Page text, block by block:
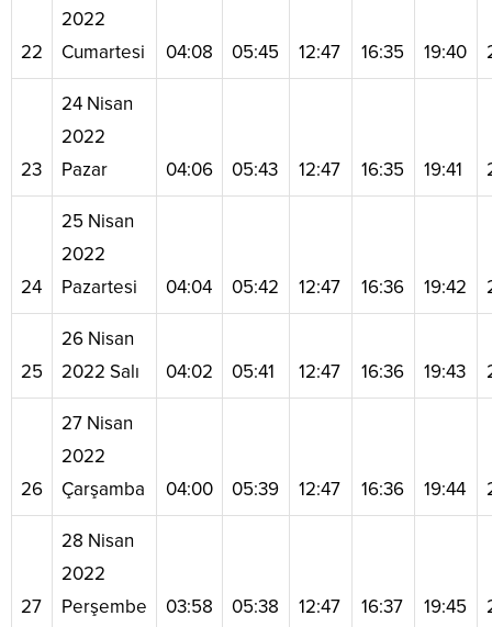
22
2022
Cumartesi
04:08 05:45 12:47 16:35 19:40
23
24 Nisan
2022
Pazar
04:06 05:43 12:47 16:35 19:41
24
25 Nisan
2022
Pazartesi
04:04 05:42 12:47 16:36 19:42
25
26 Nisan
2022 Salı
04:02 05:41 12:47 16:36 19:43
26
27 Nisan
2022
Çarşamba
04:00 05:39 12:47 16:36 19:44
27
28 Nisan
2022
Perşembe
03:58 05:38 12:47 16:37 19:45